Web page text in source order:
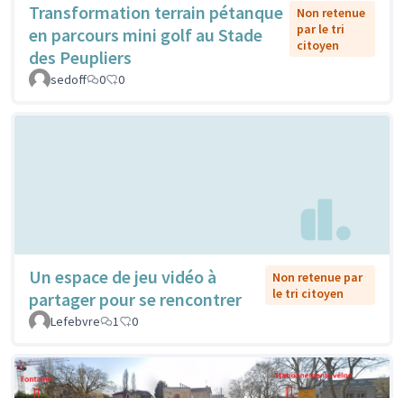
Transformation terrain pétanque
en parcours mini golf au Stade
des Peupliers
Non retenue
par le tri
citoyen
sedoff 0 0
Un espace de jeu vidéo à
partager pour se rencontrer
Non retenue par
le tri citoyen
Lefebvre
1 0